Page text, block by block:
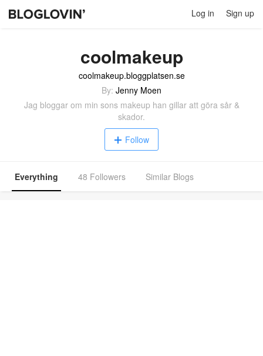
Log in Sign up
coolmakeup
coolmakeup.bloggplatsen.se
By: Jenny Moen
Jag bloggar om min sons makeup han gillar att göra sår &
skador.
Follow
Everything 48 Followers Similar Blogs